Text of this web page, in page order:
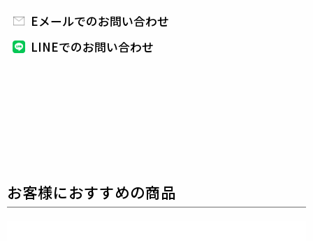
ルに付属しています。
クラシックな佇まいを崩すこと無くリラックス感を高
綿とポリエステルを交編することにより、凹凸のある
Eメールでのお問い合わせ
LINEでのお問い合わせ